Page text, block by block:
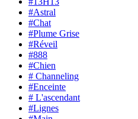
#Astral
#Chat
#Plume Grise
#Réveil
#888
#Chien
# Channeling
#Enceinte
# L'ascendant
#Lignes